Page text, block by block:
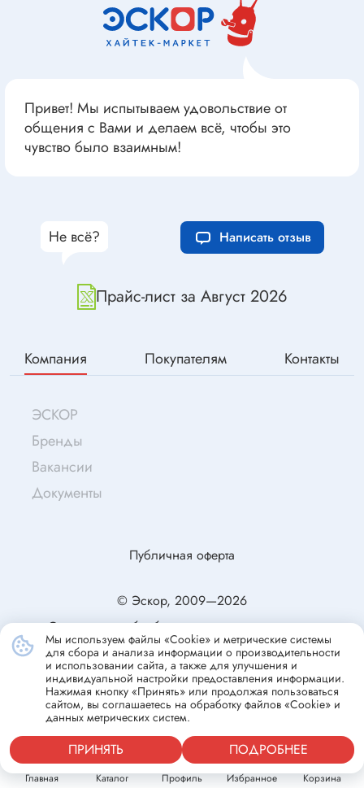
Главная Каталог Профиль Избранное Корзина
Привет! Мы испытываем удовольствие от
общения с Вами и делаем всё, чтобы это
чувство было взаимным!
Прайс-лист за Август 2026
Не всё? Написать отзыв
Компания Покупателям Контакты
ЭСКОР
Бренды
Вакансии
Документы
© Эскор, 2009—2026
Согласие на обработку персональных данных
Политика конфиденциальности
Публичная оферта
Мы используем файлы «Cookie» и метрические системы
для сбора и анализа информации о производительности
и использовании сайта, а также для улучшения и
индивидуальной настройки предоставления информации.
Нажимая кнопку «Принять» или продолжая пользоваться
сайтом, вы соглашаетесь на обработку файлов «Cookie» и
данных метрических систем.
ПРИНЯТЬ ПОДРОБНЕЕ